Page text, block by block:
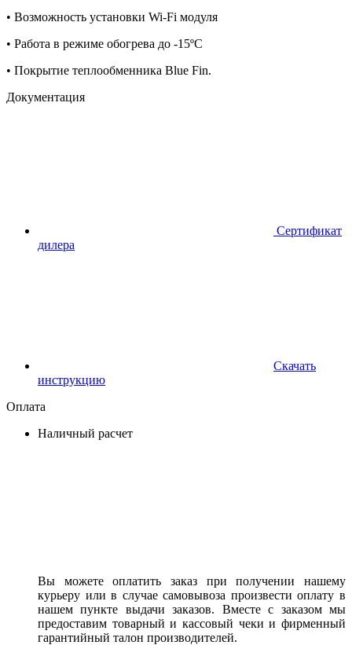
• Возможность установки Wi-Fi модуля
• Работа в режиме обогрева до -15ºС
• Покрытие теплообменника Blue Fin.
Документация
Сертификат
дилера
Скачать
инструкцию
Оплата
Наличный расчет
Вы можете оплатить заказ при получении нашему
курьеру или в случае самовывоза произвести оплату в
нашем пункте выдачи заказов. Вместе с заказом мы
предоставим товарный и кассовый чеки и фирменный
гарантийный талон производителей.